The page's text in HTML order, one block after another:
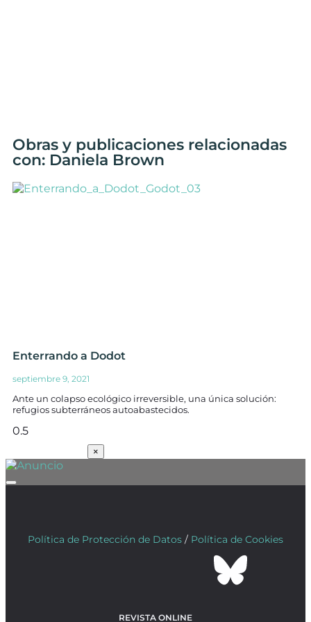
Obras y publicaciones relacionadas
con: Daniela Brown
Enterrando a Dodot
septiembre 9, 2021
Ante un colapso ecológico irreversible, una única solución:
refugios subterráneos autoabastecidos.
×
Política de Protección de Datos / Política de Cookies
REVISTA ONLINE